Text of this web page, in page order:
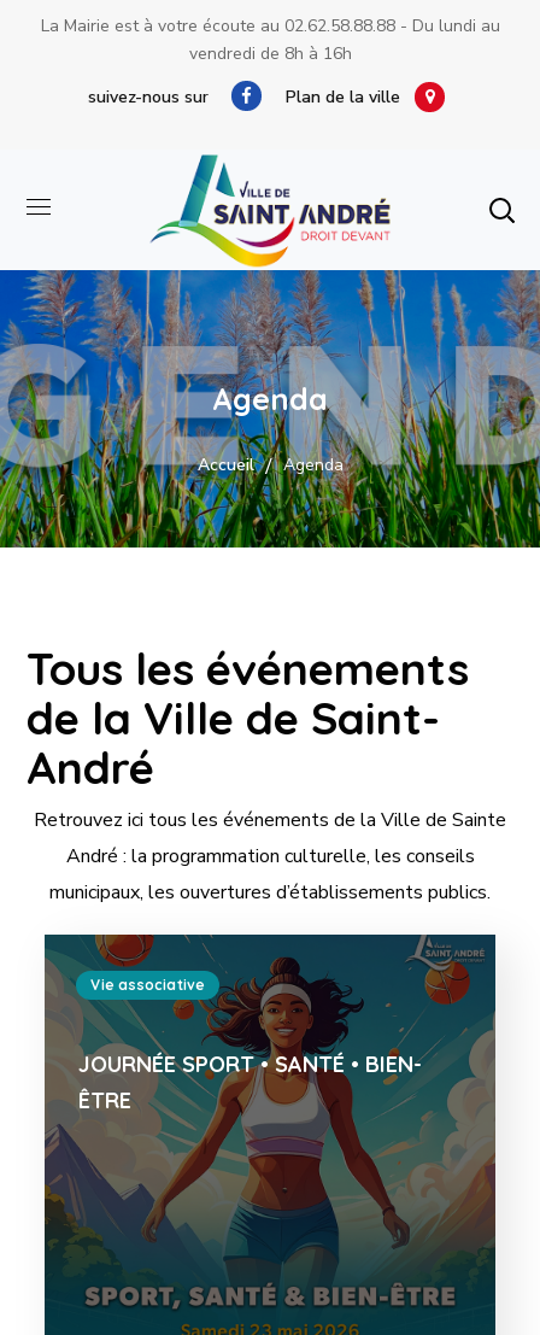
La Mairie est à votre écoute au 02.62.58.88.88- Du lundi au
vendredi de 8h à 16h
suivez-nous sur
Plan de la ville
Agenda
Accueil Agenda
Tous les événements
de la Ville de Saint-
André
Retrouvez ici tous les événements de la Ville de Sainte
André : la programmation culturelle, les conseils
municipaux, les ouvertures d’établissements publics.
Vie associative
JOURNÉE SPORT • SANTÉ • BIEN-
ÊTRE